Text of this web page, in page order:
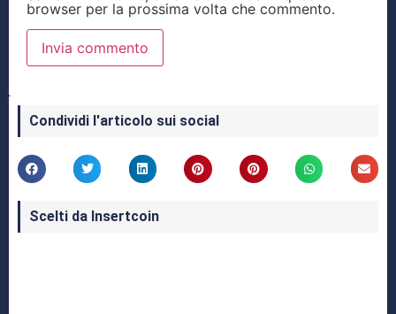
browser per la prossima volta che commento.
Condividi l'articolo sui social
Scelti da Insertcoin